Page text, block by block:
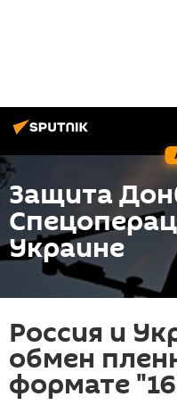
Защита
Украине
Россия и
обмен
формате